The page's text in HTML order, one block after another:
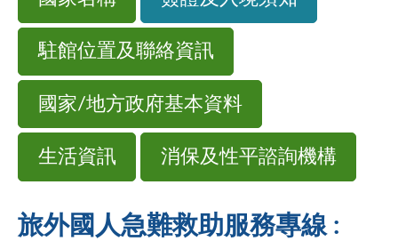
駐館位置及聯絡資訊
國家/地方政府基本資料
生活資訊 消保及性平諮詢機構
旅外國人急難救助服務專線 :